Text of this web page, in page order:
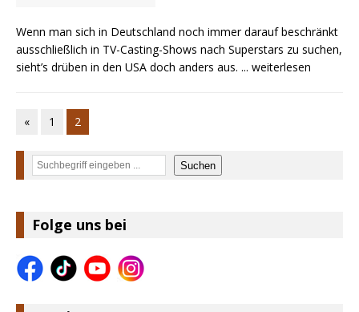
Wenn man sich in Deutschland noch immer darauf beschränkt
ausschließlich in TV-Casting-Shows nach Superstars zu suchen,
sieht’s drüben in den USA doch anders aus. ... weiterlesen
« 1 2
Suchen Suchen
Folge uns bei